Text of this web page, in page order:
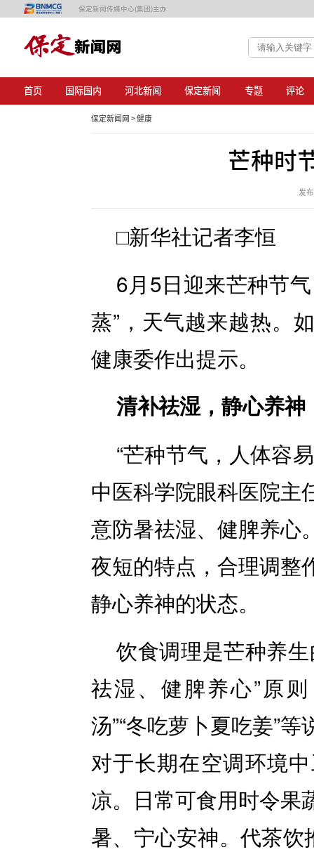
保定新闻传媒中心(集团)主办
首页 国际国内 河北新闻 保定新闻 专题 评论
保定新闻网 >健康
芒种时
发
□新华社记者李恒
6月5日迎来芒种节
蒸”，天气越来越热。
健康委作出提示。
清补祛湿，静心养神
“芒种节气，人体容
中医科学院眼科医院主
意防暑祛湿、健脾养心
夜短的特点，合理调整
静心养神的状态。
饮食调理是芒种养
祛湿、健脾养心”原
汤”“冬吃萝卜夏吃姜”
对于长期在空调环境
凉。日常可食用时令果
暑、宁心安神。代茶饮